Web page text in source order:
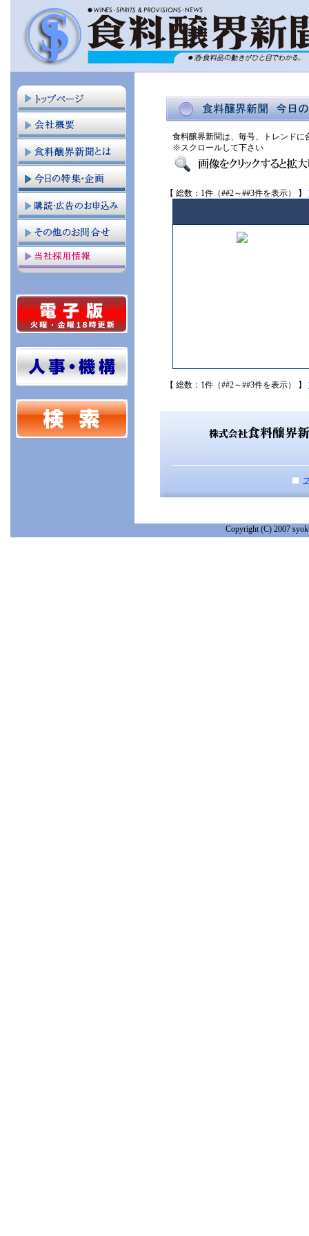
食料醸界新聞は、毎号、トレンド
※スクロールして下さい
【 総数：1件（##2～##3件を表示） 】
【 総数：1件（##2～##3件を表示） 】
Copyright (C) 2007